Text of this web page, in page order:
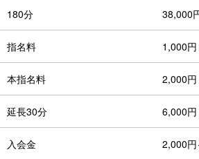
180分 38,000
指名料 1,000円
本指名料 2,000円
延長30分 6,000円
入会金 2,000